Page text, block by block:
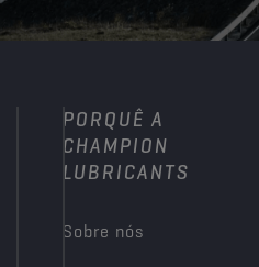
PORQUÊ A
CHAMPION
LUBRICANTS
Sobre nós